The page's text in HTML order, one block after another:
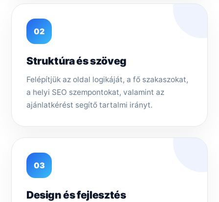
02
Struktúra és szöveg
Felépítjük az oldal logikáját, a fő szakaszokat,
a helyi SEO szempontokat, valamint az
ajánlatkérést segítő tartalmi irányt.
03
Design és fejlesztés